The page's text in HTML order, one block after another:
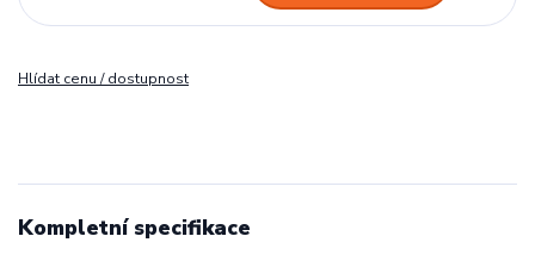
Hlídat cenu / dostupnost
Kompletní specifikace